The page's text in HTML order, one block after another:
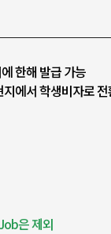
한해 발급 가능
에서 학생비자로
은 제외